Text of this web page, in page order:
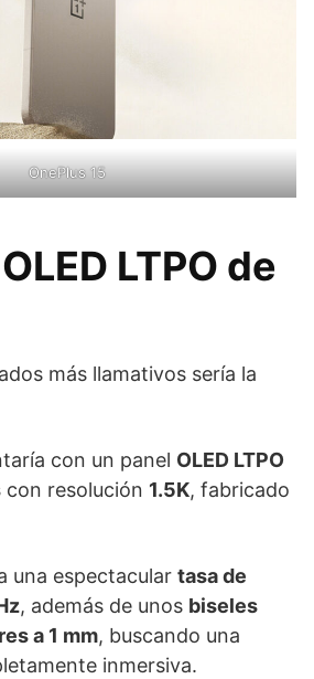
OnePlus 15
LTPO de
más llamativos sería la
con un panel OLED LTPO
con resolución 1.5K, fabricado
una espectacular tasa de
, además de unos biseles
a 1 mm, buscando una
inmersiva.